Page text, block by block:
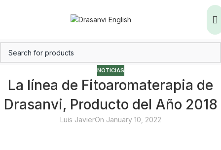
NOTICIAS
La línea de Fitoaromaterapia de
Drasanvi, Producto del Año 2018
Luis JavierOn January 10, 2022